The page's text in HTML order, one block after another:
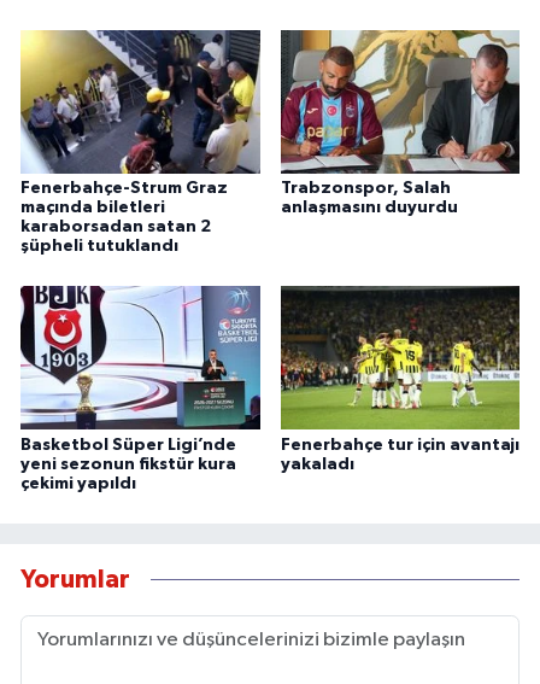
Fenerbahçe-Strum Graz
maçında biletleri
karaborsadan satan 2
şüpheli tutuklandı
Trabzonspor, Salah
anlaşmasını duyurdu
Basketbol Süper Ligi’nde
yeni sezonun fikstür kura
çekimi yapıldı
Fenerbahçe tur için avantajı
yakaladı
Yorumlar